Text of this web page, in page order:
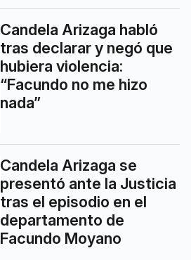
Candela Arizaga habló
tras declarar y negó que
hubiera violencia:
“Facundo no me hizo
nada”
Candela Arizaga se
presentó ante la Justicia
tras el episodio en el
departamento de
Facundo Moyano